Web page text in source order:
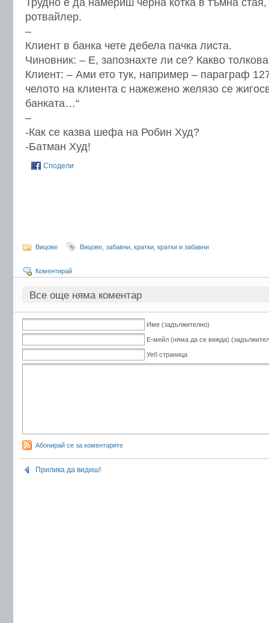
Трудно е да намериш черна котка в тъмна
ротвайлер.
–
Клиент в банка чете дебела пачка листа.
Чиновник: – Е, запознахте ли се? Какво
Клиент: – Ами ето тук, например – параграф
челото на клиента с нажежено желязо се
банката…“
–
-Как се казва шефа на Робин Худ?
-Батман Худ!
Сподели
Вицове Вицове забавни кратки кратки и забавни
Коментирай
Все още няма коментар
Име (задължително)
Е-мейл (няма да се вижда)
Уеб страница
Абонирай се за коментарите
Прилика да видиш!